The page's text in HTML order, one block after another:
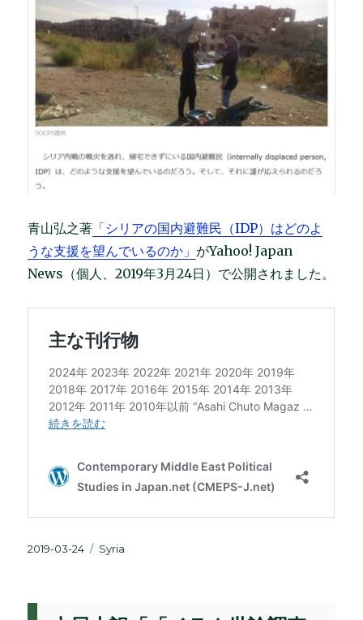
青山弘之著 「シリアの国内避難民（IDP）はどのよ
うな支援を望んでいるのか」 がYahoo! Japan
News（個人、2019年3月24日）で公開されました。
投
2019-03-24
カ
ー
Syria